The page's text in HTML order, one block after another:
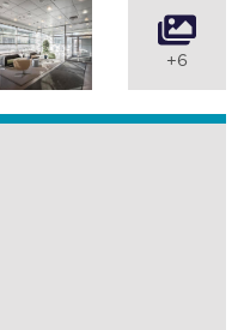
+6